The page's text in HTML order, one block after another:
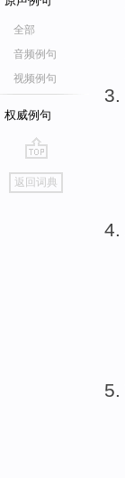
全部
音频例句
视频例句
权威例句
go
top
返回词典